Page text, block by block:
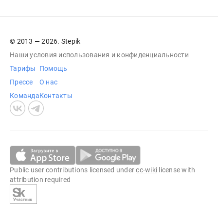
© 2013 — 2026. Stepik
Наши условия использования и конфиденциальности
Тарифы
Прессе
Команда
Помощь
О нас
Контакты
Public user contributions licensed undercc-wiki license with
attribution required